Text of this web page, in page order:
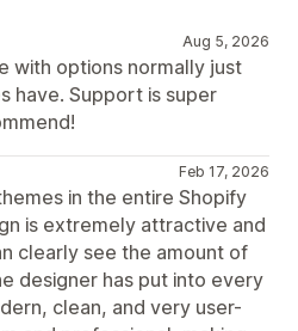
Aug 5, 2026
with options normally just
have. Support is super
Feb 17, 2026
in the entire Shopify
is extremely attractive and
clearly see the amount of
designer has put into every
clean, and very user-